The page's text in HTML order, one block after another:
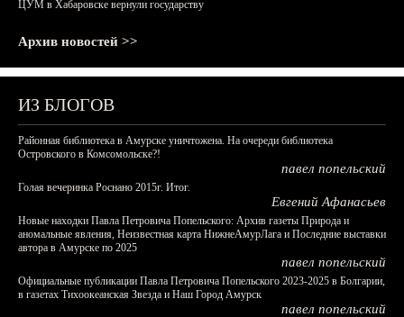
ЦУМ в Хабаровске вернули государству
Архив новостей >>
ИЗ БЛОГОВ
Районная библиотека в Амурске уничтожена. На очереди библиотека
Островского в Комсомольске?!
павел попельский
Голая вечеринка Роснано 2015г. Итог.
Евгений Афанасьев
Новые находки Павла Петровича Попельского: Архив газеты Природа и
аномальные явления, Неизвестная карта НижнеАмурЛага и Последние выставки
автора в Амурске по 2025
павел попельский
Официальные публикации Павла Петровича Попельского 2023-2025 в Болгарии,
в газетах Тихоокеанская Звезда и Наш Город Амурск
павел попельский